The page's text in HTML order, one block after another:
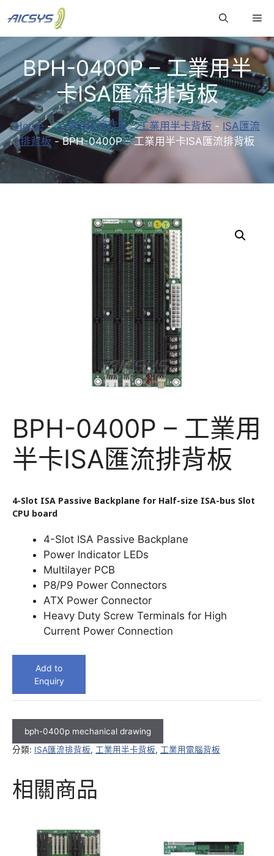
至
主
要
內
容
BPH-0400P – 工業用半
卡ISA匯流排背板
Home-工業用電腦背板-工業用半卡背板 - ISA匯流
排背板 -BPH-0400P – 工業用半卡ISA匯流排背板
BPH-0400P – 工業用
半卡ISA匯流排背板
4-Slot ISA Passive Backplane for Half-size ISA-bus Slot
CPU board
4-Slot ISA Passive Backplane
Power Indicator LEDs
Multilayer PCB
P8/P9 Power Connectors
ATX Power Connector
Heavy Duty Screw Terminals for High
Current Power Connection
Add to
Enquiry
bph-0400p mechanical drawing
分類: ISA匯流排背板, 工業用半卡背板, 工業用電腦背板
相關商品